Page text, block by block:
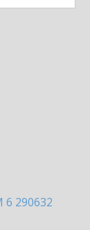
6 290632